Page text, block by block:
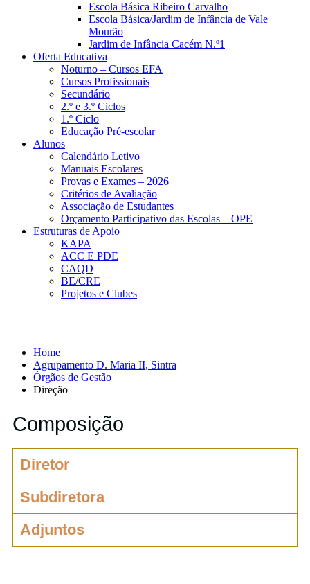
Escola Básica Ribeiro Carvalho
Escola Básica/Jardim de Infância de Vale
Mourão
Jardim de Infância Cacém N.º1
Oferta Educativa
Noturno – Cursos EFA
Cursos Profissionais
Secundário
2.º e 3.º Ciclos
1.º Ciclo
Educação Pré-escolar
Alunos
Calendário Letivo
Manuais Escolares
Provas e Exames – 2026
Critérios de Avaliação
Associação de Estudantes
Orçamento Participativo das Escolas – OPE
Estruturas de Apoio
KAPA
ACC E PDE
CAQD
BE/CRE
Projetos e Clubes
Home
Agrupamento D. Maria II, Sintra
Órgãos de Gestão
Direção
Composição
Diretor
Subdiretora
Adjuntos